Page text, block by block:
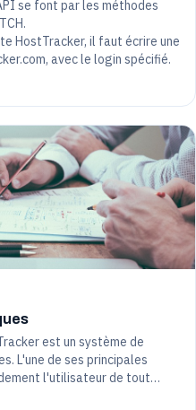
se font par les méthodes
HostTracker, il faut écrire une
avec le login spécifié.
est un système de
L'une de ses principales
l'utilisateur de tout
et le niveau acceptable de